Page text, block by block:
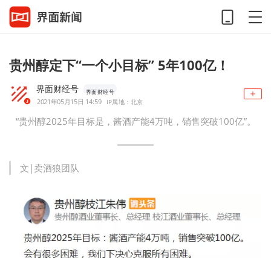
贵州醇定下“一个小目标” 5年100亿！
界面财经号 界面财经号
2021年05月15日 14:59 IP属地：北京
“贵州醇2025年目标是，酱酒产能4万吨，销售突破100亿”。
文|卖酒狼团队